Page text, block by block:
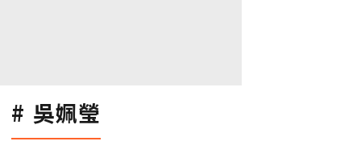
吳姵瑩